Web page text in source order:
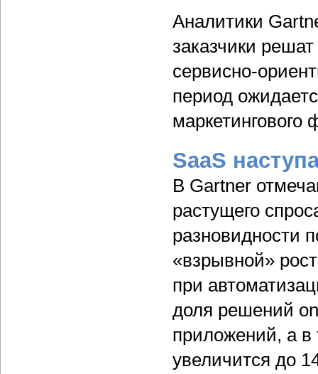
Аналитики
заказчики
сервисно-
период
маркетингового
SaaS
В Gartner
растущего
разновидности
«взрывной»
при
доля решений
приложений, а в
увеличится до